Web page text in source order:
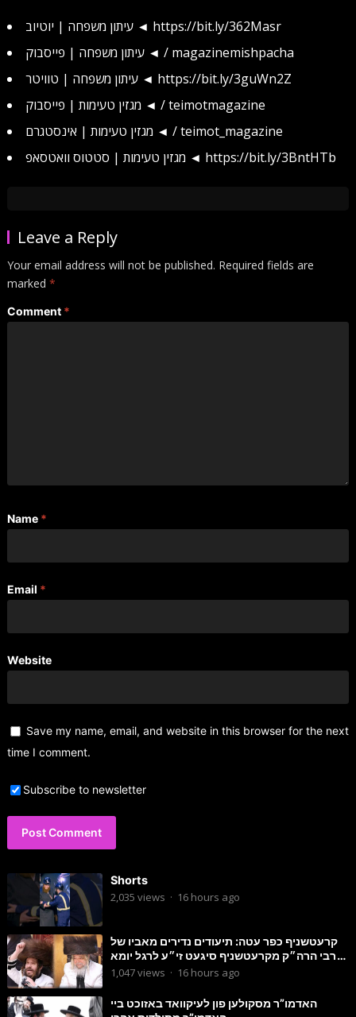
עיתון משפחה | יוטיוב ◄ https://bit.ly/362Masr
עיתון משפחה | פייסבוק ◄ / magazinemishpacha
עיתון משפחה | טוויטר ◄ https://bit.ly/3guWn2Z
מגזין טעימות | פייסבוק ◄ / teimotmagazine
מגזין טעימות | אינסטגרם ◄ / teimot_magazine
מגזין טעימות | סטטוס וואטסאפ ◄ https://bit.ly/3BntHTb
Leave a Reply
Your email address will not be published. Required fields are
marked *
Comment *
Name *
Email *
Website
Save my name, email, and website in this browser for the next
time I comment.
Subscribe to newsletter
Shorts
2,035 views · 16 hours ago
קרעטשניף כפר עטה: תיעודים נדירים מאביו של
הרבי הרה״ק מקרעטשניף סיגעט זי״ע לרגל יומא
דהילולא
1,047views · 16 hours ago
האדמו”ר מסקולען פון לעיקוואד באזוכט ביי